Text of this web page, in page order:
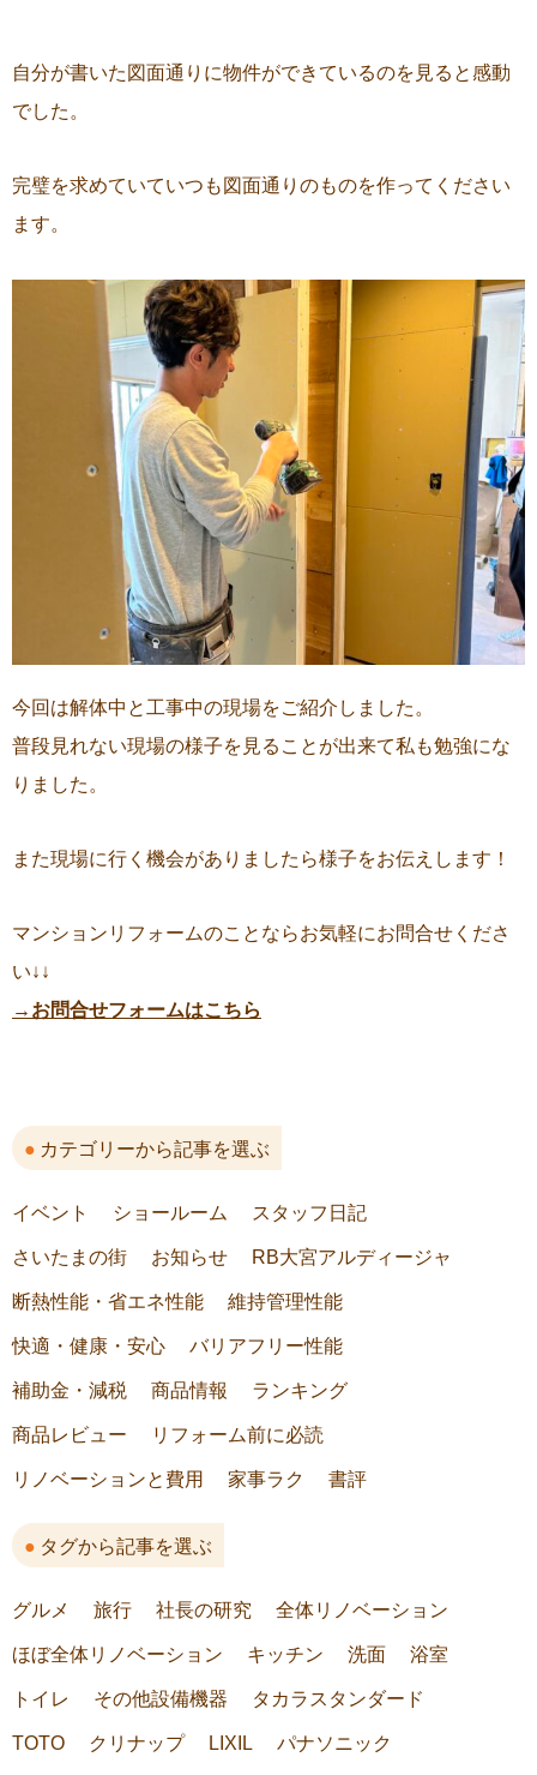
自分が書いた図面通りに物件ができているのを見ると感動
でした。
完璧を求めていていつも図面通りのものを作ってください
ます。
今回は解体中と工事中の現場をご紹介しました。
普段見れない現場の様子を見ることが出来て私も勉強にな
りました。
また現場に行く機会がありましたら様子をお伝えします！
マンションリフォームのことならお気軽にお問合せくださ
い↓↓
→お問合せフォームはこちら
カテゴリーから記事を選ぶ
イベント ショールーム スタッフ日記
さいたまの街 お知らせ RB大宮アルディージャ
断熱性能・省エネ性能 維持管理性能
快適・健康・安心 バリアフリー性能
補助金・減税 商品情報 ランキング
商品レビュー リフォーム前に必読
リノベーションと費用 家事ラク 書評
タグから記事を選ぶ
グルメ 旅行 社長の研究 全体リノベーション
ほぼ全体リノベーション キッチン 洗面 浴室
トイレ その他設備機器 タカラスタンダード
TOTO クリナップ LIXIL パナソニック